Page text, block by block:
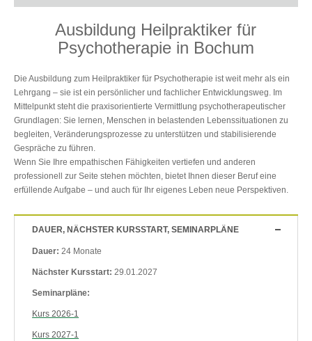
Ausbildung Heilpraktiker für
Psychotherapie in Bochum
Die Ausbildung zum Heilpraktiker für Psychotherapie ist weit mehr als ein
Lehrgang – sie ist ein persönlicher und fachlicher Entwicklungsweg. Im
Mittelpunkt steht die praxisorientierte Vermittlung psychotherapeutischer
Grundlagen: Sie lernen, Menschen in belastenden Lebenssituationen zu
begleiten, Veränderungsprozesse zu unterstützen und stabilisierende
Gespräche zu führen.
Wenn Sie Ihre empathischen Fähigkeiten vertiefen und anderen
professionell zur Seite stehen möchten, bietet Ihnen dieser Beruf eine
erfüllende Aufgabe – und auch für Ihr eigenes Leben neue Perspektiven.
DAUER, NÄCHSTER KURSSTART, SEMINARPLÄNE
Dauer: 24 Monate
Nächster Kursstart:29.01.2027
Seminarpläne:
Kurs 2026-1
Kurs 2027-1